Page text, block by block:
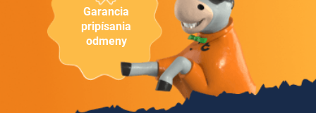
Garancia
pripísania
odmeny